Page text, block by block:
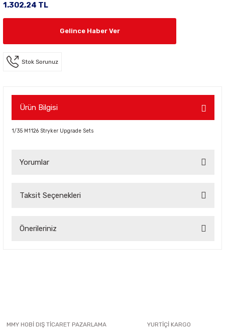
1.302,24 TL
Gelince Haber Ver
Stok Sorunuz
Ürün Bilgisi
1/35 M1126 Stryker Upgrade Sets
Yorumlar
Taksit Seçenekleri
Önerileriniz
Ürün açıklamasında eksik bilgiler bulunuyor.
MMY HOBİ DIŞ TİCARET PAZARLAMA
YURTİÇİ KARGO